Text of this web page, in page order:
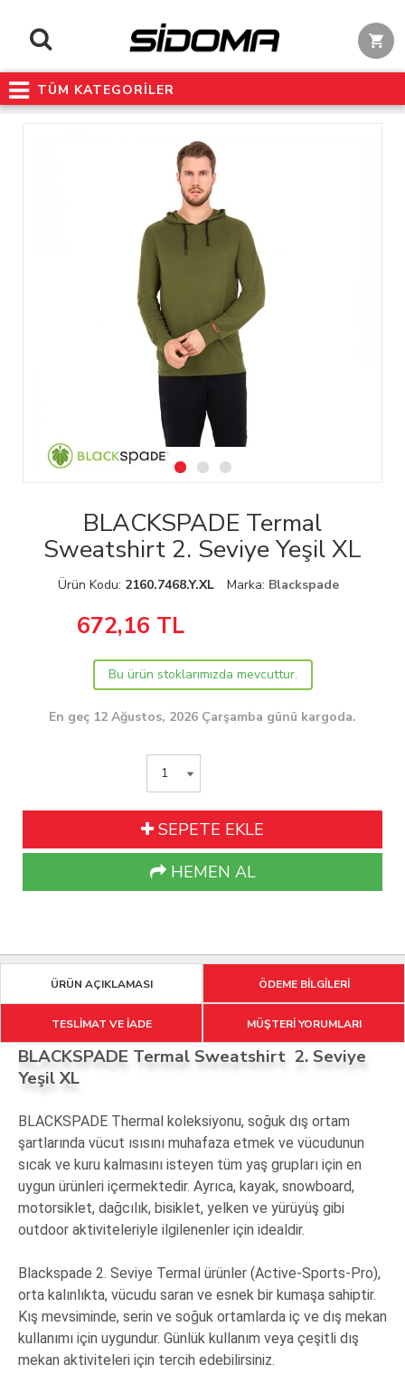
TÜM KATEGORİLER
BLACKSPADE Termal
Sweatshirt 2. Seviye Yeşil XL
Ürün Kodu: 2160.7468.Y.XL Marka: Blackspade
672,16 TL
Bu ürün stoklarımızda mevcuttur.
En geç 12 Ağustos, 2026 Çarşamba günü kargoda.
SEPETE EKLE
HEMEN AL
ÜRÜN AÇIKLAMASI ÖDEME BİLGİLERİ
TESLİMAT VE İADE MÜŞTERİ YORUMLARI
BLACKSPADE Termal Sweatshirt 2. Seviye
Yeşil XL
BLACKSPADE Thermal koleksiyonu, soğuk dış ortam
şartlarında vücut ısısını muhafaza etmek ve vücudunun
sıcak ve kuru kalmasını isteyen tüm yaş grupları için en
uygun ürünleri içermektedir. Ayrıca, kayak, snowboard,
motorsiklet, dağcılık, bisiklet, yelken ve yürüyüş gibi
outdoor aktiviteleriyle ilgilenenler için idealdir.
Blackspade 2. Seviye Termal ürünler (Active-Sports-Pro),
orta kalınlıkta, vücudu saran ve esnek bir kumaşa sahiptir.
Kış mevsiminde, serin ve soğuk ortamlarda iç ve dış mekan
kullanımı için uygundur. Günlük kullanım veya çeşitli dış
mekan aktiviteleri için tercih edebilirsiniz.